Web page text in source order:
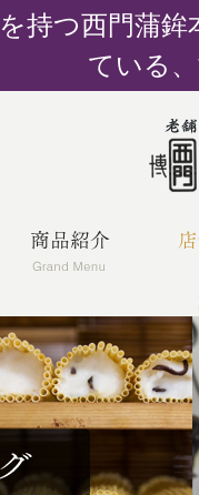
持つ西門蒲
ている